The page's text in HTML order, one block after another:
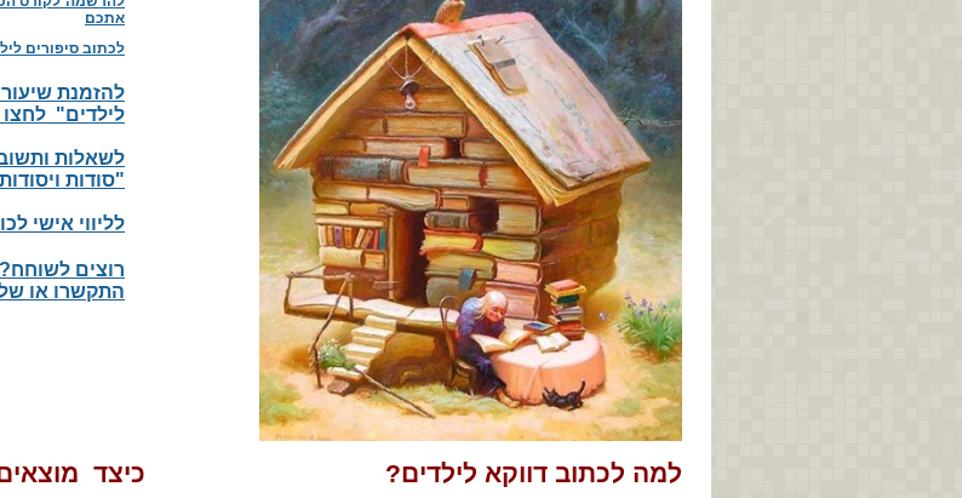
אתכם
לכתוב סיפורים
להזמנת שיעור
לילדים" לחצו
לשאלות
"סודות
​לליווי אישי
רוצים
התקשרו או שלחו
למה לכתוב דווקא לילדים?
כיצד